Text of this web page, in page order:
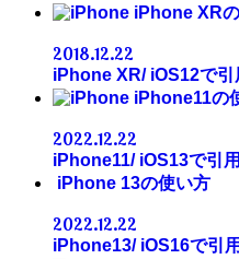
iPhone XR
2018.12.22
iPhone XR/ iOS12で
iPhone11の
2022.12.22
iPhone11/ iOS13で引
iPhone 13の使い方
2022.12.22
iPhone13/ iOS16で引